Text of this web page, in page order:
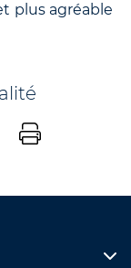
plus agréable